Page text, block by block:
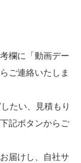
欄に「動画デー
ご連絡いたしま
たい、見積もり
記ボタンからご
届けし、自社サ